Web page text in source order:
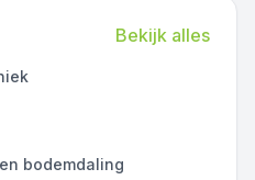
Bekijk alles
bodemdaling